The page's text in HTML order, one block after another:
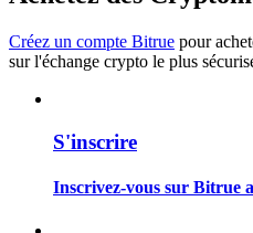
Créez un compte Bitrue pour
sur l'échange crypto le plus
S'inscrire
Inscrivez-vous sur Bitrue